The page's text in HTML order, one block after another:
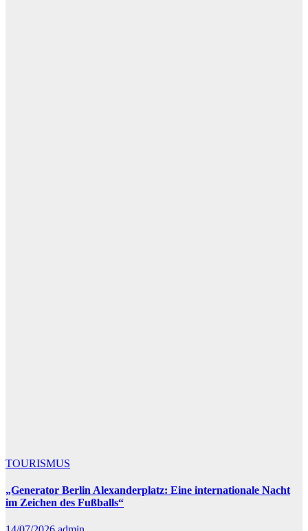
TOURISMUS
„Generator Berlin Alexanderplatz: Eine internationale Nacht
im Zeichen des Fußballs“